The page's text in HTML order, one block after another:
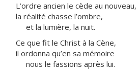
L’ordre ancien le cède au nouveau,
la réalité chasse l’ombre,
et la lumière, la nuit.
Ce que fit le Christ à la Cène,
il ordonna qu’en sa mémoire
nous le fassions après lui.